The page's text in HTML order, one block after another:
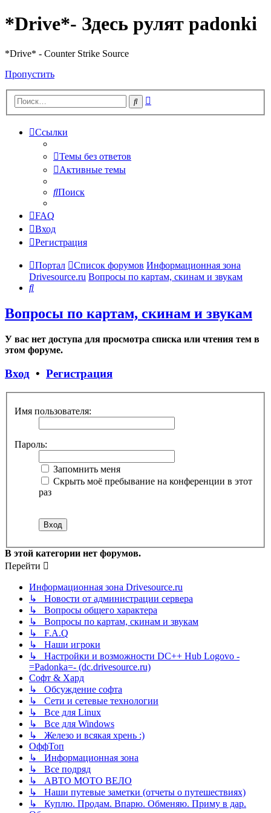
*Drive*- Здесь рулят padonki
*Drive* - Counter Strike Source
Пропустить
Поиск
Ссылки
Темы без ответов
Активные темы
Поиск
FAQ
Вход
Регистрация
Портал Список форумов Информационная зона
Drivesource.ru Вопросы по картам, скинам и звукам
Поиск
Вопросы по картам, скинам и звукам
У вас нет доступа для просмотра списка или чтения тем в
этом форуме.
Вход • Регистрация
Имя пользователя:
Пароль:
Запомнить меня
Скрыть моё пребывание на конференции в этот
раз
В этой категории нет форумов.
Перейти
Информационная зона Drivesource.ru
↳ Новости от администрации сервера
↳ Вопросы общего характера
↳ Вопросы по картам, скинам и звукам
↳ F.A.Q
↳ Наши игроки
↳ Настройки и возможности DC++ Hub Logovo -
=Padonka=- (dc.drivesource.ru)
Софт & Хард
↳ Обсуждение софта
↳ Сети и сетевые технологии
↳ Все для Linux
↳ Все для Windows
↳ Железо и всякая хрень :)
ОффТоп
↳ Информационная зона
↳ Все подряд
↳ АВТО МОТО ВЕЛО
↳ Наши путевые заметки (отчеты о путешествиях)
↳ Куплю. Продам. Впарю. Обменяю. Приму в дар.